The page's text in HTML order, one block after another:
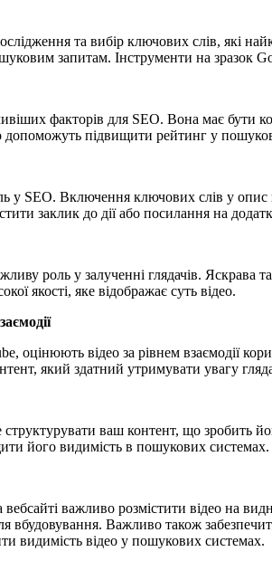
та вибір ключових слів, які
запитам. Інструменти на
факторів для SEO. Вона має
допоможуть підвищити рейтинг у
у SEO. Включення ключових слів у
заклик до дії або посилання на
роль у залученні глядачів.
якості, яке відображає суть відео.
оцінюють відео за рівнем взаємодії
який здатний утримувати увагу
ваш контент, що зробить
його видимість в пошукових системах.
вебсайті важливо розмістити відео на
вбудовування. Важливо також
видимість відео у пошукових системах.